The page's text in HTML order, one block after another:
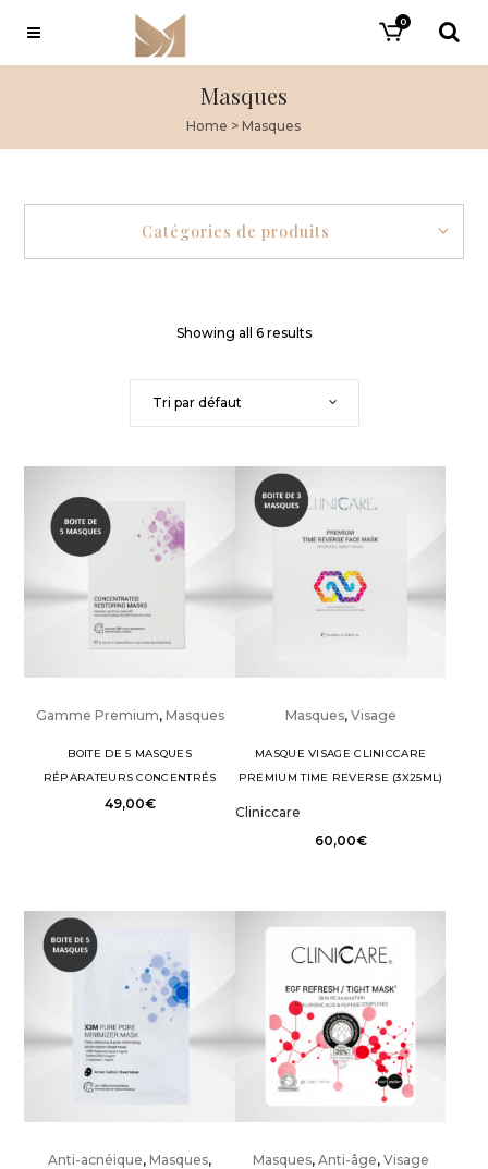
0
Masques
Home >Masques
Catégories de produits
Showing all 6 results
Tri par défaut
Gamme Premium, Masques
BOITE DE 5 MASQUES
RÉPARATEURS CONCENTRÉS
49,00€
Masques, Visage
MASQUE VISAGE CLINICCARE
PREMIUM TIME REVERSE (3X25ML)
Cliniccare
60,00€
Anti-acnéique,Masques,
Masques, Anti-âge, Visage